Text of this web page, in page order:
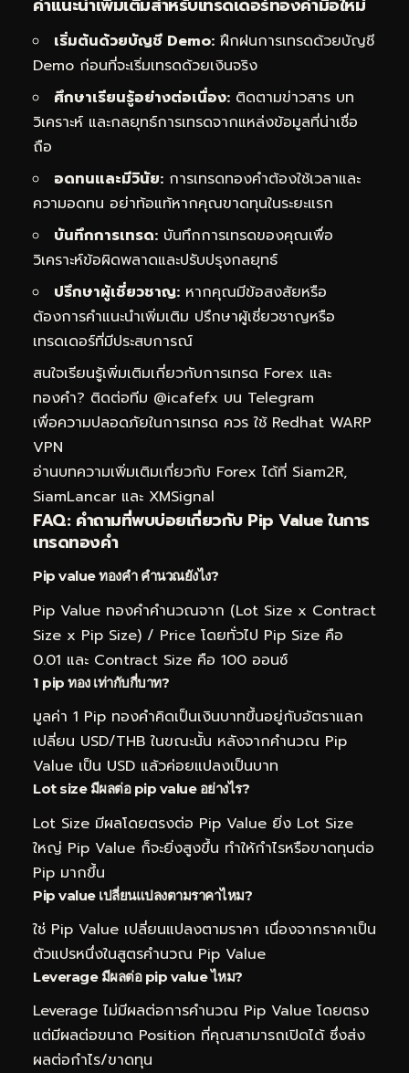
เริ่มต้นด้วยบัญชี Demo: ฝึกฝนการเทรดด้วยบัญชี
Demo ก่อนที่จะเริ่มเทรดด้วยเงินจริง
ศึกษาเรียนรู้อย่างต่อเนื่อง: ติดตามข่าวสาร บท
วิเคราะห์ และกลยุทธ์การเทรดจากแหล่งข้อมูลที่น่าเชื่อ
ถือ
อดทนและมีวินัย: การเทรดทองคำต้องใช้เวลาและ
ความอดทน อย่าท้อแท้หากคุณขาดทุนในระยะแรก
บันทึกการเทรด: บันทึกการเทรดของคุณเพื่อ
วิเคราะห์ข้อผิดพลาดและปรับปรุงกลยุทธ์
ปรึกษาผู้เชี่ยวชาญ: หากคุณมีข้อสงสัยหรือ
ต้องการคำแนะนำเพิ่มเติม ปรึกษาผู้เชี่ยวชาญหรือ
เทรดเดอร์ที่มีประสบการณ์
สนใจเรียนรู้เพิ่มเติมเกี่ยวกับการเทรด Forex และ
ทองคำ? ติดต่อทีม @icafefx บน Telegram
เพื่อความปลอดภัยในการเทรด ควรใช้ Redhat WARP
VPN
อ่านบทความเพิ่มเติมเกี่ยวกับ Forex ได้ที่ Siam2R,
SiamLancar และ XMSignal
FAQ: คำถามที่พบบ่อยเกี่ยวกับ Pip Value ในการ
เทรดทองคำ
Pip value ทองคำ คำนวณยังไง?
Pip Value ทองคำคำนวณจาก (Lot Size x Contract
Size x Pip Size) / Price โดยทั่วไป Pip Size คือ
0.01 และ Contract Size คือ 100 ออนซ์
1 pip ทอง เท่ากับกี่บาท?
มูลค่า 1 Pip ทองคำคิดเป็นเงินบาทขึ้นอยู่กับอัตราแลก
เปลี่ยน USD/THB ในขณะนั้น หลังจากคำนวณ Pip
Value เป็น USD แล้วค่อยแปลงเป็นบาท
Lot size มีผลต่อ pip value อย่างไร?
Lot Size มีผลโดยตรงต่อ Pip Value ยิ่ง Lot Size
ใหญ่ Pip Value ก็จะยิ่งสูงขึ้น ทำให้กำไรหรือขาดทุนต่อ
Pip มากขึ้น
Pip value เปลี่ยนแปลงตามราคาไหม?
ใช่ Pip Value เปลี่ยนแปลงตามราคา เนื่องจากราคาเป็น
ตัวแปรหนึ่งในสูตรคำนวณ Pip Value
Leverage มีผลต่อ pip value ไหม?
Leverage ไม่มีผลต่อการคำนวณ Pip Value โดยตรง
แต่มีผลต่อขนาด Position ที่คุณสามารถเปิดได้ ซึ่งส่ง
ผลต่อกำไร/ขาดทุน